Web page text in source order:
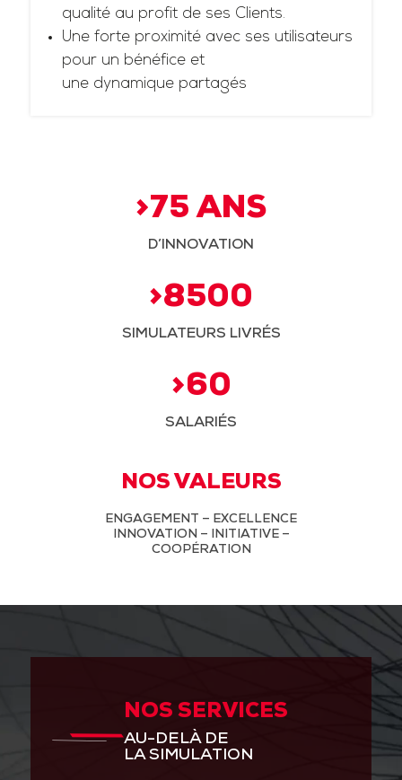
qualité au profit de ses Clients.
Une forte proximité avec ses utilisateurs
pour un bénéfice et
une dynamique partagés
>75 ANS
D’INNOVATION
>8500
SIMULATEURS LIVRÉS
>60
SALARIÉS
NOS VALEURS
ENGAGEMENT – EXCELLENCE
INNOVATION – INITIATIVE –
COOPÉRATION
NOS SERVICES
AU-DELÀ DE
LA SIMULATION